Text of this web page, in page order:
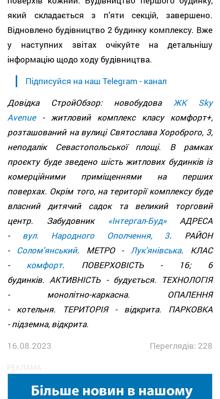
який складається з п’яти секцій, завершено.
Відновлено будівництво 2 будинку комплексу. Вже
у наступних звітах очікуйте на детальнішу
інформацію щодо ходу будівництва.
Підписуйся на наш Telegram - канал
Довідка СтройОбзор: новобудова ЖК Sky
Avenue- житловий комплекс класу комфорт+,
розташований на вулиці Святослава Хороброго, 3,
неподалік Севастопольської площі. В рамках
проєкту буде зведено шість житлових будинків із
комерційними приміщеннями на перших
поверхах. Окрім того, на території комплексу буде
власний дитячий садок та великий торговий
центр. Забудовник
«Інтергал-Буд»АДРЕСА
- вул. Народного Ополчення, 3. РАЙОН
- Солом'янський. МЕТРО -Лук'янівська. КЛАС
- комфорт. ПОВЕРХОВІСТЬ - 16; 6
будинків. АКТИВНІСТЬ - будується. ТЕХНОЛОГІЯ
- монолітно-каркасна. ОПАЛЕННЯ
- котельня. ТЕРИТОРІЯ - відкрита. ПАРКОВКА
- підземна, відкрита.
16.08.2023
Переглядів: 228